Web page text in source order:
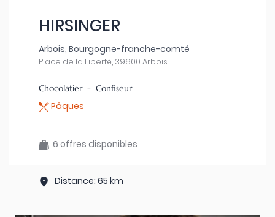
HIRSINGER
Arbois, Bourgogne-franche-comté
Place de la Liberté, 39600 Arbois
Chocolatier - Confiseur
Pâques
6 offres disponibles
Distance: 65 km